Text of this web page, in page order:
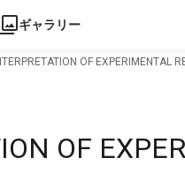
ギャラリー
OF EXPERIMENTAL
OF